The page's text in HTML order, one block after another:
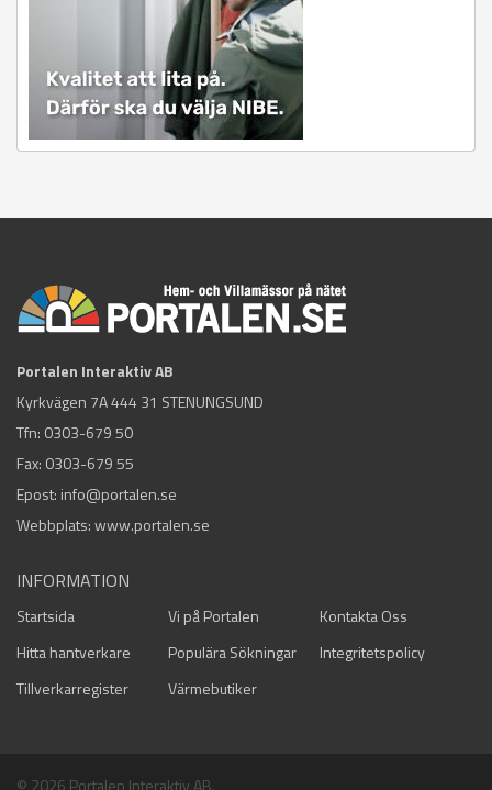
Portalen Interaktiv AB
Kyrkvägen 7A 444 31 STENUNGSUND
Tfn: 0303-679 50
Fax: 0303-679 55
Epost: info@portalen.se
Webbplats: www.portalen.se
INFORMATION
Startsida Vi på Portalen
Kontakta Oss
Hitta hantverkare
Populära Sökningar
Integritetspolicy
Tillverkarregister
Värmebutiker